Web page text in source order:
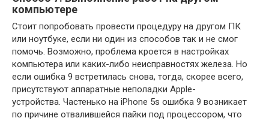
компьютере
Стоит попробовать провести процедуру на другом ПК
или ноутбуке, если ни один из способов так и не смог
помочь. Возможно, проблема кроется в настройках
компьютера или каких-либо неисправностях железа. Но
если ошибка 9 встретилась снова, тогда, скорее всего,
присутствуют аппаратные неполадки Apple-
устройства. Частенько на iPhone 5s ошибка 9 возникает
по причине отвалившейся пайки под процессором, что